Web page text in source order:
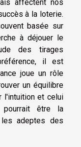
affectent nos
à la loterie.
basée sur
à déjouer le
des tirages
il est
joue un rôle
un équilibre
l'intuition et celui
être la
adeptes des